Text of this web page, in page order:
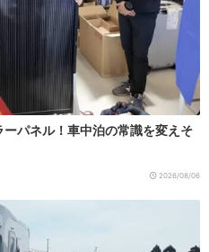
パネル！車中泊の常識を変えそ
2026/08/06